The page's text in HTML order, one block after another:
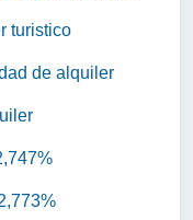
turistico
de alquiler